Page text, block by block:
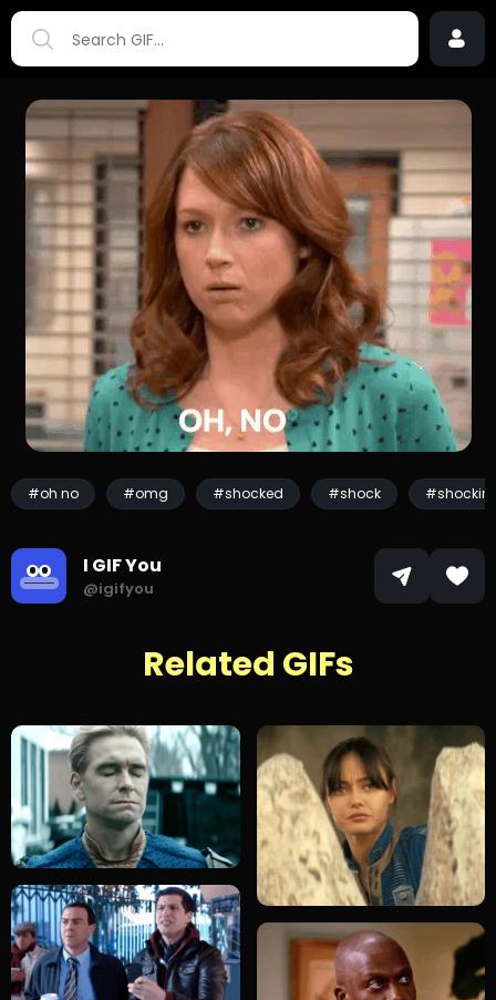
#oh no #omg #shocked #shock
I GIF You
@igifyou
Related GIFs